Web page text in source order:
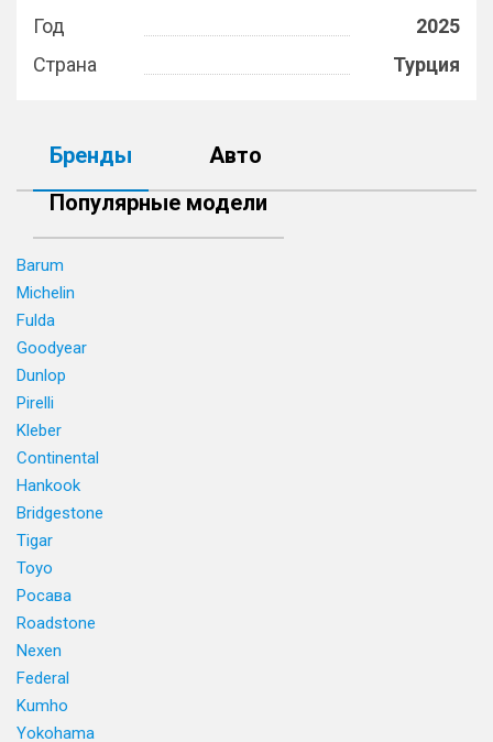
Год
2025
Страна
Турция
Бренды
Авто
Популярные модели
Barum
Michelin
Fulda
Goodyear
Dunlop
Pirelli
Kleber
Continental
Hankook
Bridgestone
Tigar
Toyo
Росава
Roadstone
Nexen
Federal
Kumho
Yokohama